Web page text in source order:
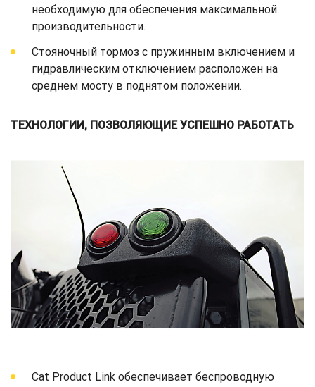
необходимую для обеспечения максимальной
производительности.
Стояночный тормоз с пружинным включением и
гидравлическим отключением расположен на
среднем мосту в поднятом положении.
ТЕХНОЛОГИИ, ПОЗВОЛЯЮЩИЕ УСПЕШНО РАБОТАТЬ
Cat Product Link обеспечивает беспроводную